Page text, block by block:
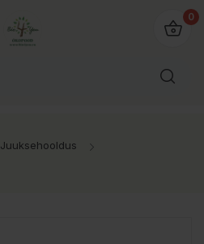
0
Juuksehooldus